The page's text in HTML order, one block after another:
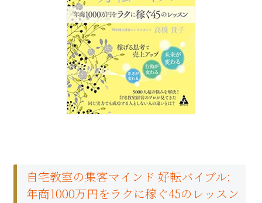
自宅教室の集客マインド 好転バイブル:
年商1000万円をラクに稼ぐ45のレッスン